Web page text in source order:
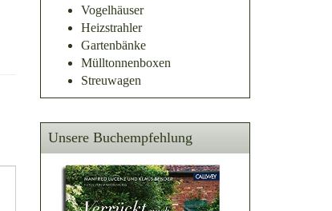
Vogelhäuser
Heizstrahler
Gartenbänke
Mülltonnenboxen
Streuwagen
Unsere Buchempfehlung